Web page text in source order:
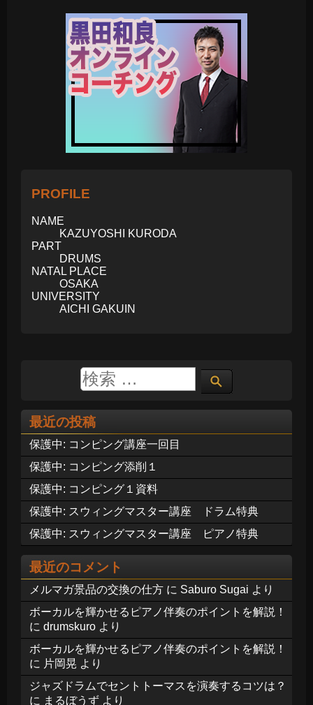
PROFILE
NAME
KAZUYOSHI KURODA
PART
DRUMS
NATAL PLACE
OSAKA
UNIVERSITY
AICHI GAKUIN
最近の投稿
保護中: コンピング講座一回目
保護中: コンピング添削１
保護中: コンピング１資料
保護中: スウィングマスター講座 ドラム特典
保護中: スウィングマスター講座 ピアノ特典
最近のコメント
メルマガ景品の交換の仕方 に Saburo Sugai より
ボーカルを輝かせるピアノ伴奏のポイントを解説！
に drumskuro より
ボーカルを輝かせるピアノ伴奏のポイントを解説！
に 片岡晃 より
ジャズドラムでセントトーマスを演奏するコツは？
に まるぼうず より